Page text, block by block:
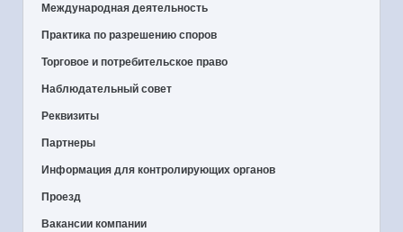
Международная деятельность
Практика по разрешению споров
Торговое и потребительское право
Наблюдательный совет
Реквизиты
Партнеры
Информация для контролирующих органов
Проезд
Вакансии компании